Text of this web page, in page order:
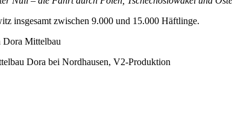
insgesamt zwischen 9.000 und 15.000 Häftlinge.
Dora Mittelbau
Dora bei Nordhausen, V2-Produktion